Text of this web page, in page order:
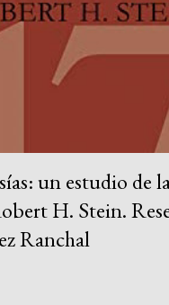
un estudio de
H. Stein.
Ranchal